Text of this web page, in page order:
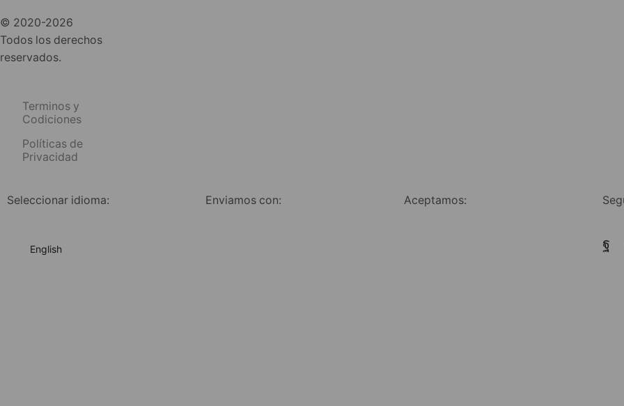
© 2020-2026
Todos los derechos
reservados.
Terminos y
Codiciones
Políticas de
Privacidad
Seleccionar idioma:
English
Enviamos con: Aceptamos: